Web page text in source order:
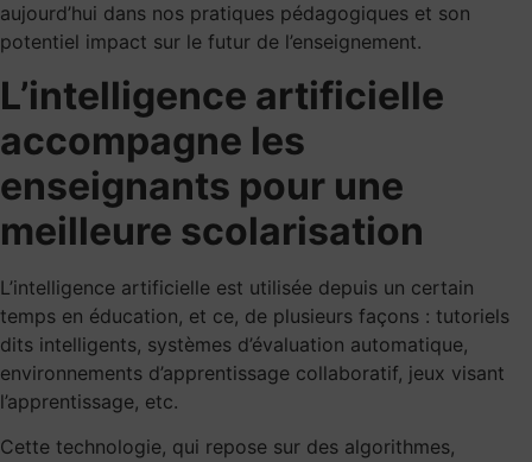
aujourd’hui dans nos pratiques pédagogiques et son
potentiel impact sur le futur de l’enseignement.
L’intelligence artificielle
accompagne les
enseignants pour une
meilleure scolarisation
L’intelligence artificielle est utilisée depuis un certain
temps en éducation, et ce, de plusieurs façons : tutoriels
dits intelligents, systèmes d’évaluation automatique,
environnements d’apprentissage collaboratif, jeux visant
l’apprentissage, etc.
Cette technologie, qui repose sur des algorithmes,